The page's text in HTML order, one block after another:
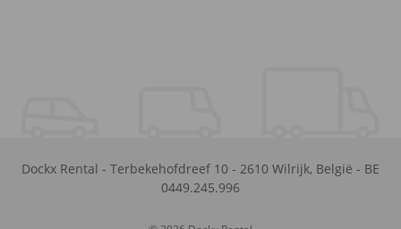
Dockx Rental - Terbekehofdreef 10 - 2610 Wilrijk, België - BE
0449.245.996